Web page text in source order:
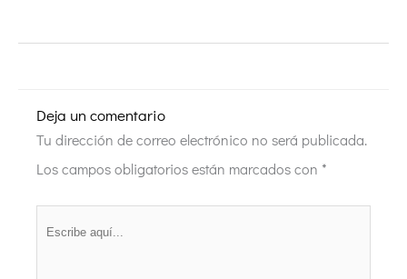
Deja un comentario
Tu dirección de correo electrónico no será publicada.
Los campos obligatorios están marcados con *